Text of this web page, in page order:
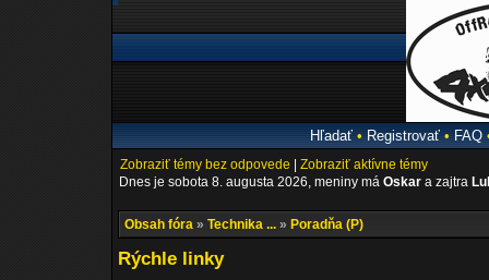
Hľadať• Registrovať• FAQ
Zobraziť témy bez odpovede
Zobraziť aktívne témy
Dnes je sobota 8. augusta 2026, meniny má Oskar a zajtra
Obsah fóra » Technika ... » Poradňa (P)
Rýchle linky